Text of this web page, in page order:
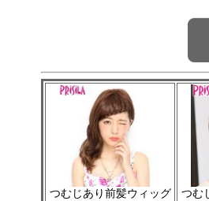
つむじあり前髪ウィッグ
つむ